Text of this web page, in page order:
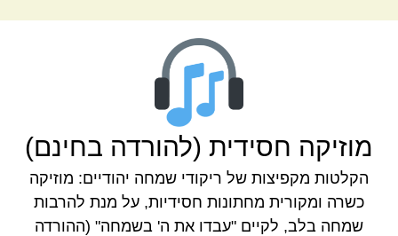
מוזיקה חסידית (להורדה בחינם)
הקלטות מקפיצות של ריקודי שמחה יהודיים: מוזיקה
כשרה ומקורית מחתונות חסידיות, על מנת להרבות
שמחה בלב, לקיים "עבדו את ה' בשמחה" (ההורדה